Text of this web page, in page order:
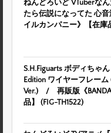
ねんどろいど VTuberな
たら伝説になってた 心
イルカンパニー》【在庫
S.H.Figuarts ボディちゃ
Edition ワイヤーフレーム
Ver.) / 再販版《BANDAI
品】 (FIG-TH1522)